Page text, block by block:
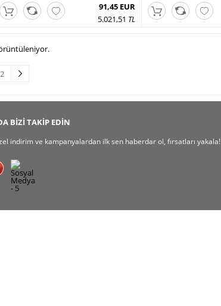
91,45 EUR
5.021,51 TL
2
BİZİ TAKİP EDİN
indirim ve kampanyalardan ilk sen haberdar ol, fırsatları yakala!